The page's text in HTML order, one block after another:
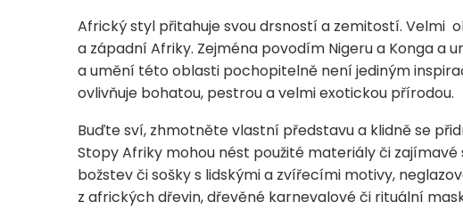
Africký styl přitahuje svou drsností a zemitostí. Velmi
a západní Afriky. Zejména povodím Nigeru a Konga a
a umění této oblasti pochopitelně není jediným
ovlivňuje bohatou, pestrou a velmi exotickou přírodou.
Buďte sví, zhmotněte vlastní představu a klidně se
Stopy Afriky mohou nést použité materiály či
božstev či sošky s lidskými a zvířecími motivy,
z afrických dřevin, dřevěné karnevalové či rituální